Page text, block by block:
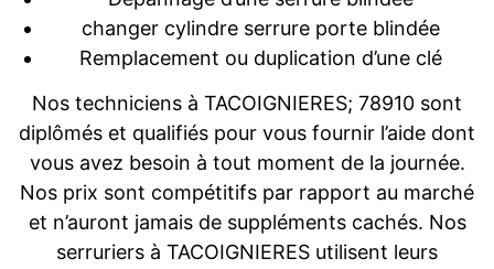
changer cylindre serrure porte blindée
Remplacement ou duplication d’une clé
Nos techniciens à TACOIGNIERES; 78910 sont
diplômés et qualifiés pour vous fournir l’aide dont
vous avez besoin à tout moment de la journée.
Nos prix sont compétitifs par rapport au marché
et n’auront jamais de suppléments cachés. Nos
serruriers à TACOIGNIERES utilisent leurs